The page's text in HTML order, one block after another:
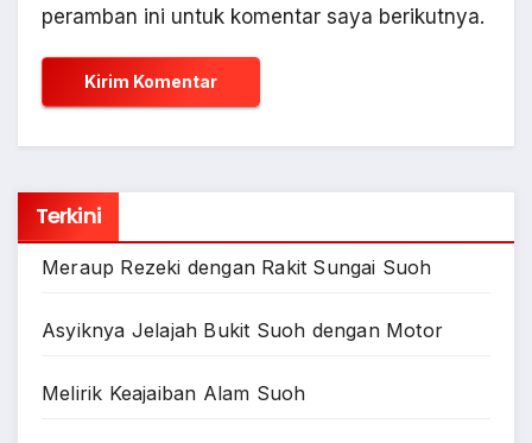
peramban ini untuk komentar saya berikutnya.
Terkini
Meraup Rezeki dengan Rakit Sungai Suoh
Asyiknya Jelajah Bukit Suoh dengan Motor
Melirik Keajaiban Alam Suoh